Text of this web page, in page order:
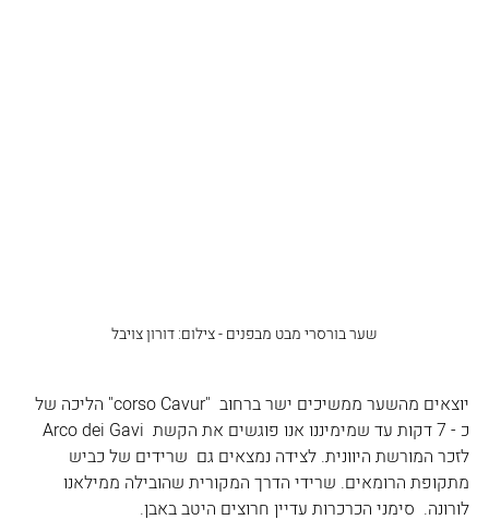
שער בורסרי מבט מבפנים - צילום: דורון צויבל
יוצאים מהשער ממשיכים ישר ברחוב  "corso Cavur" הליכה של
לזכר המורשת היוונית. לצידה נמצאים גם  שרידים של כביש
מתקופת הרומאים. שרידי הדרך המקורית שהובילה ממילאנו
לורונה.  סימני הכרכרות עדיין חרוצים היטב באבן.